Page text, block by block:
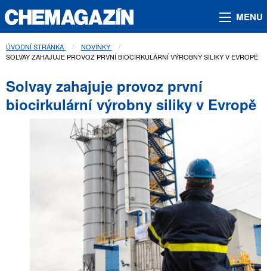
MENU
ÚVODNÍ STRÁNKA
NOVINKY
AKTUÁLNÍ STRÁNKA:
SOLVAY ZAHAJUJE PROVOZ PRVNÍ BIOCIRKULÁRNÍ VÝROBNY SILIKY V EVROPĚ
Solvay zahajuje provoz první
biocirkulární výrobny siliky v Evropě